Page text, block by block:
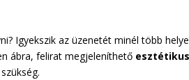
Igyekszik az üzenetét minél több
ábra, felirat megjeleníthető